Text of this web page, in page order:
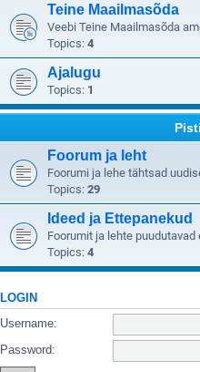
Teine Maailmasõda
Veebi Teine Maailmasõda
Topics: 4
Ajalugu
Topics: 1
Foorum ja leht
Foorumi ja lehe tähtsad
Topics: 29
Ideed ja Ettepanekud
Foorumit ja lehte
Topics: 4
LOGIN
Username:
Password: